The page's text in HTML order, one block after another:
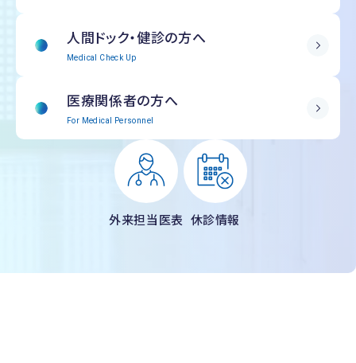
人間ドック・健診の方へ
Medical Check Up
医療関係者の方へ
For Medical Personnel
外来担当医表 休診情報